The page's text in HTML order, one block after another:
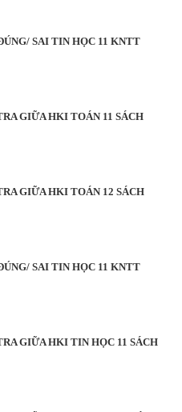
SAI TIN HỌC 11 KNTT
GIỮA HKI TOÁN 11 SÁCH
GIỮA HKI TOÁN 12 SÁCH
SAI TIN HỌC 11 KNTT
GIỮA HKI TIN HỌC 11 SÁCH